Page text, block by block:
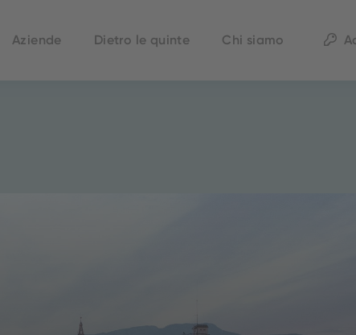
Aziende Dietro le quinte Chi siamo